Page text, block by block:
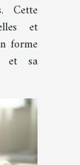
Cette
et
forme
et sa